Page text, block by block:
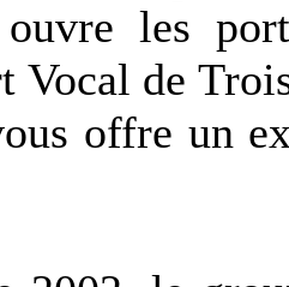
les
Vocal de
offre un